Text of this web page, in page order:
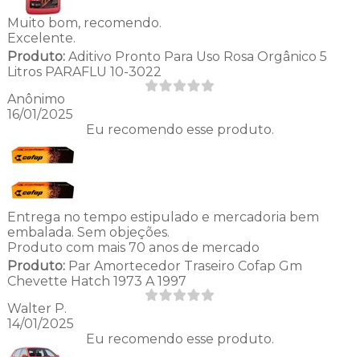
Muito bom, recomendo.
Excelente.
Produto:Aditivo Pronto Para Uso Rosa Orgânico 5
Litros PARAFLU 10-3022
Anônimo
16/01/2025
Eu recomendo esse produto.
Entrega no tempo estipulado e mercadoria bem
embalada. Sem objeções.
Produto com mais 70 anos de mercado
Produto:Par Amortecedor Traseiro Cofap Gm
Chevette Hatch 1973 A 1997
Walter P.
14/01/2025
Eu recomendo esse produto.